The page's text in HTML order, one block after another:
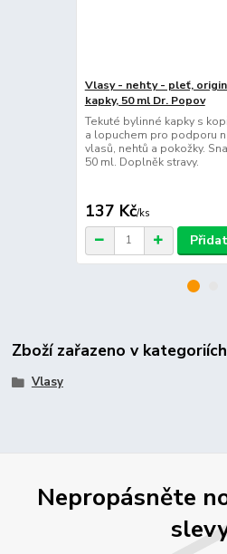
Vlasy - nehty - pleť,
kapky, 50 ml Dr. Popov
Tekuté bylinné kapky s
a lopuchem pro podporu
vlasů, nehtů a pokožky.
50 ml. Doplněk stravy.
137 Kč/ks
Zboží zařazeno v kategoriích
Vlasy
Nepropásněte